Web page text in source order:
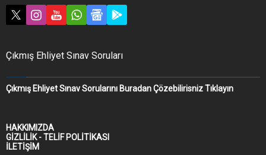
Çıkmış Ehliyet Sınav Soruları
Çıkmış Ehliyet Sınav Sorularını Buradan Çözebilirisniz Tıklayın
HAKKIMIZDA
GİZLİLİK - TELİF POLİTİKASI
İLETİŞİM